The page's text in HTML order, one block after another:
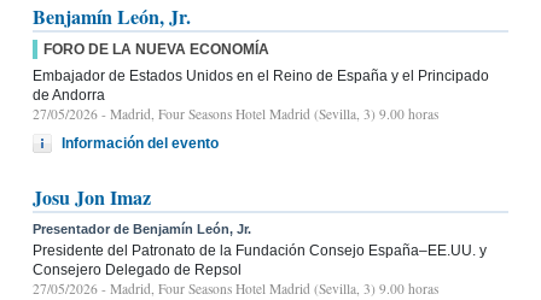
Benjamín León, Jr.
FORO DE LA NUEVA ECONOMÍA
Embajador de Estados Unidos en el Reino de España y el Principado
de Andorra
27/05/2026 - Madrid, Four Seasons Hotel Madrid (Sevilla, 3) 9.00 horas
Información del evento
Josu Jon Imaz
Presentador de Benjamín León, Jr.
Presidente del Patronato de la Fundación Consejo España–EE.UU. y
Consejero Delegado de Repsol
27/05/2026 - Madrid, Four Seasons Hotel Madrid (Sevilla, 3) 9.00 horas